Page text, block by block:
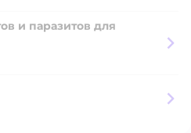
и паразитов для